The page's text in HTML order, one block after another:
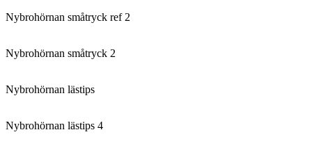
Nybrohörnan småtryck ref 2
Nybrohörnan småtryck 2
Nybrohörnan lästips
Nybrohörnan lästips 4